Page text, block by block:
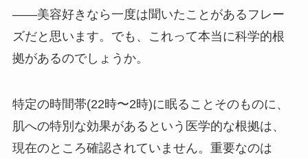
——美容好きなら一度は聞いたことがあるフレー
ズだと思います。でも、これって本当に科学的根
拠があるのでしょうか。
特定の時間帯(22時〜2時)に眠ることそのものに、
肌への特別な効果があるという医学的な根拠は、
現在のところ確認されていません。重要なのは